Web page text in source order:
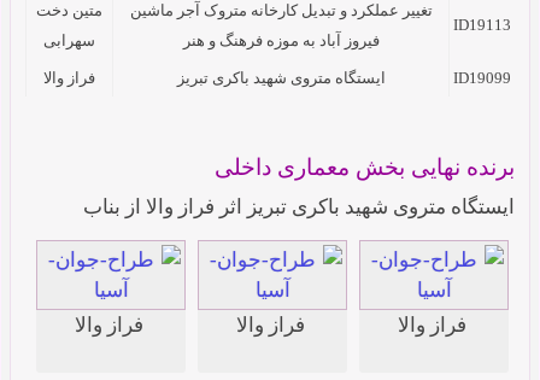
ID19113
تغییر عملکرد و تبدیل کارخانه متروک آجر ماشین
فیروز آباد به موزه فرهنگ و هنر
متین دخت
سهرابی
ID19099 ایستگاه متروی شهید باکری تبریز فراز والا
برنده نهایی بخش معماری داخلی
ایستگاه متروی شهید باکری تبریز اثر فراز والا از بناب
فراز والا فراز والا فراز والا